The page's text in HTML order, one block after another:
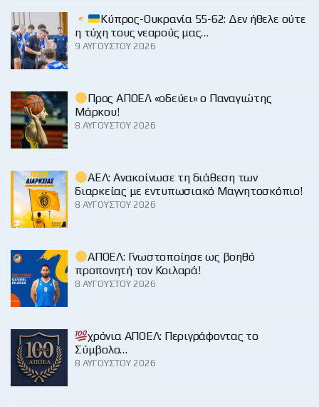
Κύπρος-Ουκρανία 55-62: Δεν ήθελε ούτε
η τύχη τους νεαρούς μας…
9 ΑΥΓΟΎΣΤΟΥ 2026
Προς ΑΠΟΕΛ «οδεύει» ο Παναγιώτης
Μάρκου!
8 ΑΥΓΟΎΣΤΟΥ 2026
ΑΕΛ: Ανακοίνωσε τη διάθεση των
διαρκείας με εντυπωσιακό Μαγνητοσκόπιο!
8 ΑΥΓΟΎΣΤΟΥ 2026
ΑΠΟΕΛ: Γνωστοποίησε ως βοηθό
προπονητή τον Κοιλαρά!
8 ΑΥΓΟΎΣΤΟΥ 2026
χρόνια ΑΠΟΕΛ: Περιγράφοντας το
Σύμβολο…
8 ΑΥΓΟΎΣΤΟΥ 2026